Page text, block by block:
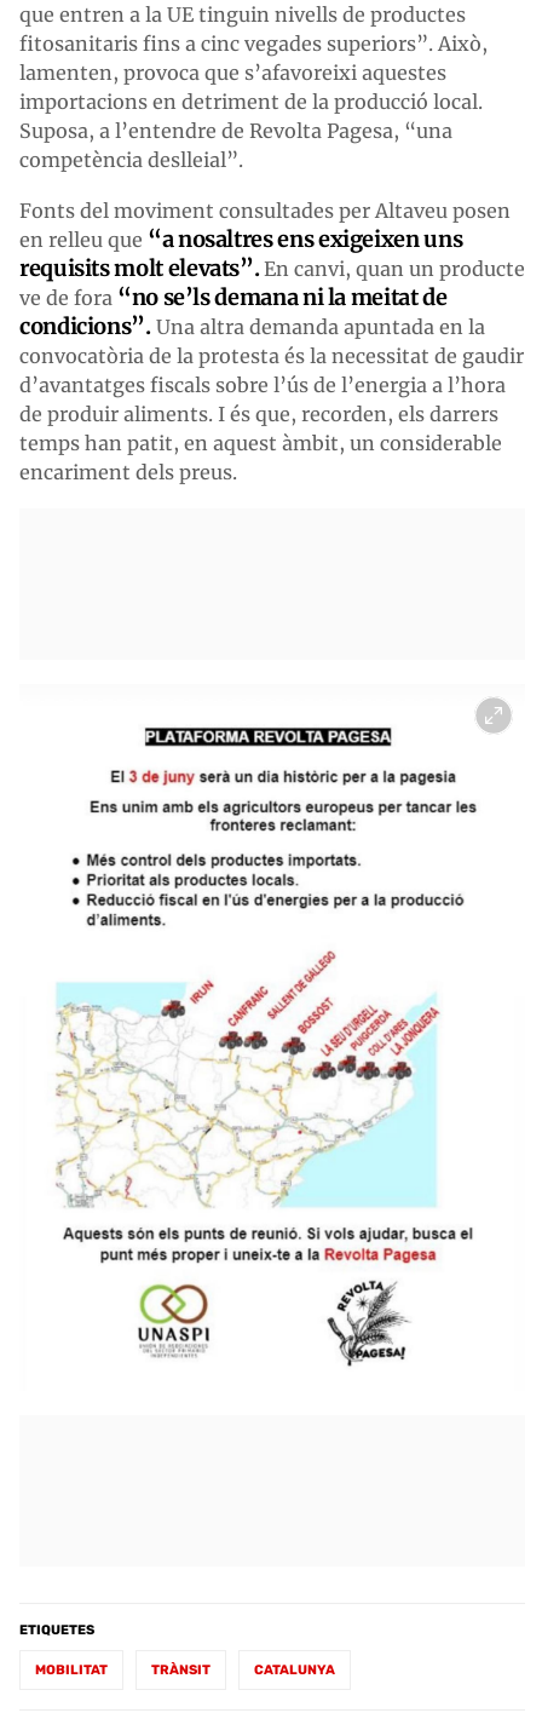
que entren a la UE tinguin nivells de productes
fitosanitaris fins a cinc vegades superiors”. Això,
lamenten, provoca que s’afavoreixi aquestes
importacions en detriment de la producció local.
Suposa, a l’entendre de Revolta Pagesa, “una
competència deslleial”.
Fonts del moviment consultades per Altaveu posen
en relleu que “a nosaltres ens exigeixen uns
requisits molt elevats”.En canvi, quan un producte
ve de fora “no se’ls demana ni la meitat de
condicions”.Una altra demanda apuntada en la
convocatòria de la protesta és la necessitat de gaudir
d’avantatges fiscals sobre l’ús de l’energia a l’hora
de produir aliments. I és que, recorden, els darrers
temps han patit, en aquest àmbit, un considerable
encariment dels preus.
ETIQUETES
MOBILITAT TRÀNSIT CATALUNYA